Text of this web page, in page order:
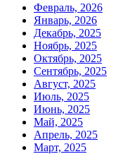
Февраль, 2026
Январь, 2026
Декабрь, 2025
Ноябрь, 2025
Октябрь, 2025
Сентябрь, 2025
Август, 2025
Июль, 2025
Июнь, 2025
Май, 2025
Апрель, 2025
Март, 2025